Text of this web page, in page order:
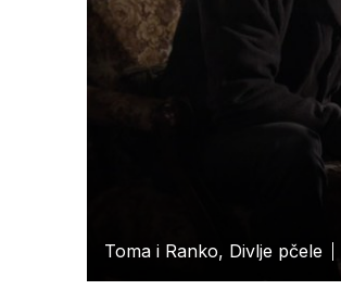
Toma i Ranko, Divlje pčele